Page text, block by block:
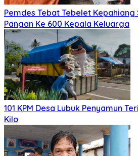
Pemdes Tebat Tebelet Kepahiang
Pangan Ke 600 Kepala Keluarga
101 KPM Desa Lubuk Penyamun
Kilo